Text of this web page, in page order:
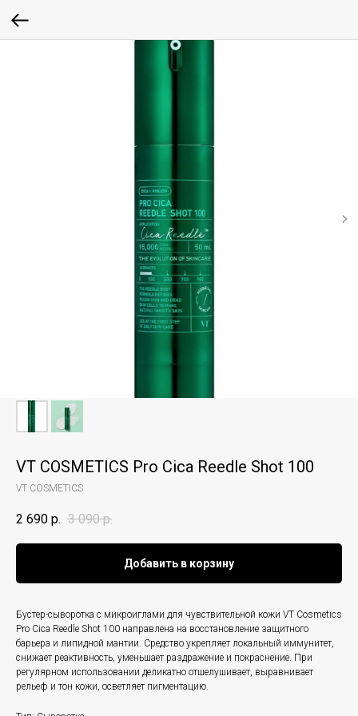
VT COSMETICS Pro Cica Reedle Shot 100
VT COSMETICS
2 690 р. 3 090 р.
Добавить в корзину
Бустер-сыворотка с микроиглами для чувствительной кожи VT Cosmetics
Pro Cica Reedle Shot 100 направлена на восстановление защитного
барьера и липидной мантии. Средство укрепляет локальный иммунитет,
снижает реактивность, уменьшает раздражение и покраснение. При
регулярном использовании деликатно отшелушивает, выравнивает
рельеф и тон кожи, осветляет пигментацию.